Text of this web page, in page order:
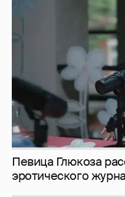
Певица Глюкоза
эротического